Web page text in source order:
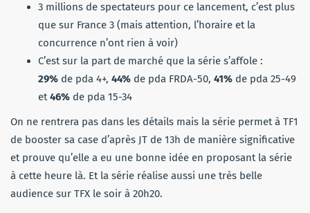
3 millions de spectateurs pour ce lancement, c’est plus
que sur France 3 (mais attention, l’horaire et la
concurrence n’ont rien à voir)
C’est sur la part de marché que la série s’affole :
29% de pda 4+, 44% de pda FRDA-50, 41% de pda 25-49
et46% de pda 15-34
On ne rentrera pas dans les détails mais la série permet à TF1
de booster sa case d’après JT de 13h de manière significative
et prouve qu’elle a eu une bonne idée en proposant la série
à cette heure là. Et la série réalise aussi une très belle
audience sur TFX le soir à 20h20.